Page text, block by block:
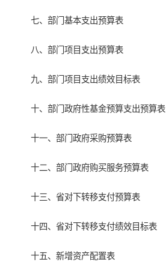
七、部门基本支出预算表
八、部门项目支出预算表
九、部门项目支出绩效目标表
十、部门政府性基金预算支出预算表
十一、部门政府采购预算表
十二、部门政府购买服务预算表
十三、省对下转移支付预算表
十四、省对下转移支付绩效目标表
十五、新增资产配置表